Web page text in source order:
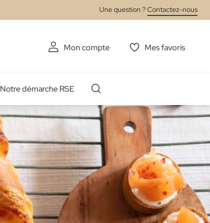
Une question ?Contactez-nous
Mon compte Mes favoris
Notre démarche RSE